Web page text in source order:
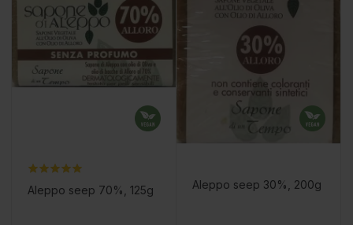
Aleppo seep 70%, 125g Aleppo seep 30%, 200g